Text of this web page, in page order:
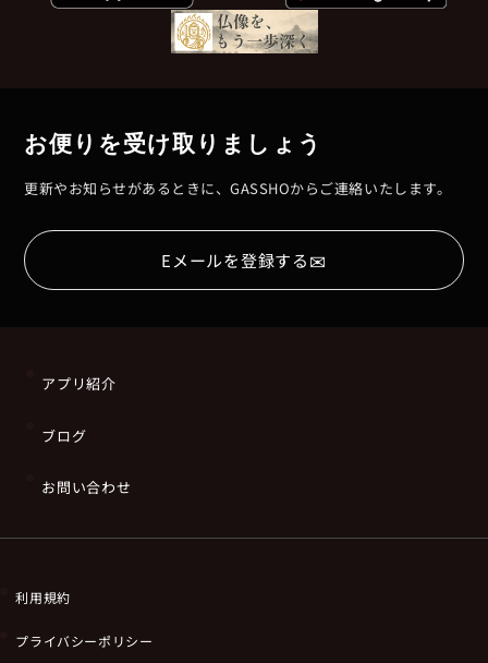
お便りを受け取りましょう
更新やお知らせがあるときに、GASSHOからご連絡いたします。
Eメールを登録する✉
アプリ紹介
ブログ
お問い合わせ
利用規約
プライバシーポリシー